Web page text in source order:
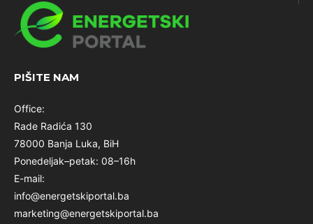
PIŠITE NAM
Office:
Rade Radića 130
78000 Banja Luka, BiH
Ponedeljak–petak: 08–16h
E-mail:
info@energetskiportal.ba
marketing@energetskiportal.ba